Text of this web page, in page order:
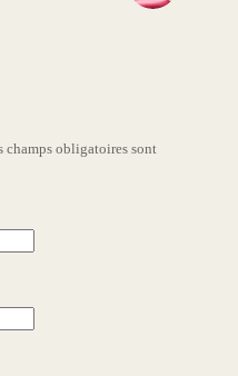
champs obligatoires sont